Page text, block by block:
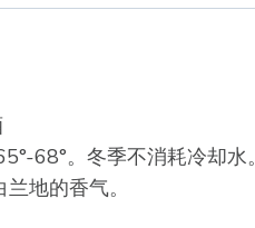
68°。冬季不消耗冷却水。
地的香气。